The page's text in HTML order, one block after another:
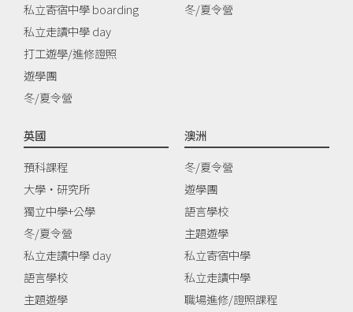
私立寄宿中學 boarding
私立走讀中學 day
打工遊學/進修證照
遊學團
冬/夏令營
冬/夏令營
英國
預科課程
大學‧研究所
獨立中學+公學
冬/夏令營
私立走讀中學 day
語言學校
主題遊學
澳洲
冬/夏令營
遊學團
語言學校
主題遊學
私立寄宿中學
私立走讀中學
職場進修/證照課程